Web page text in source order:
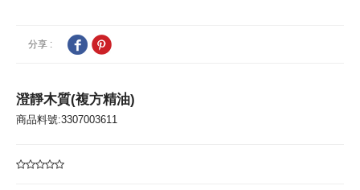
分享 :
澄靜木質(複方精油)
商品料號:3307003611